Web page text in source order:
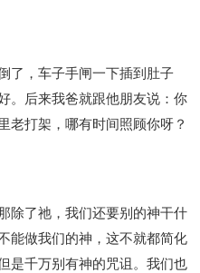
了，车子手闸一下插到肚子
。后来我爸就跟他朋友说：你
老打架，哪有时间照顾你呀？
除了祂，我们还要别的神干什
能做我们的神，这不就都简化
是千万别有神的咒诅。我们也